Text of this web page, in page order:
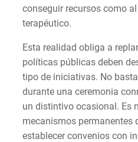
conseguir recursos como
terapéutico.
Esta realidad obliga a
políticas públicas deben
tipo de iniciativas. No
durante una ceremonia
un distintivo ocasional. Es
mecanismos permanentes
establecer convenios con